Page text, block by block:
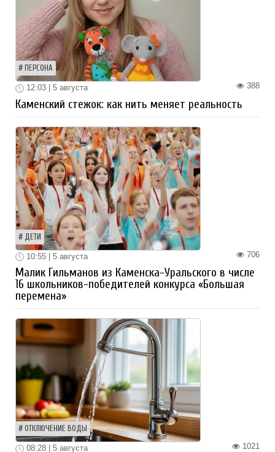
ПЕРСОНА
388
12:03 | 5 августа
Каменский стежок: как нить меняет реальность
ДЕТИ
706
10:55 | 5 августа
Малик Гильманов из Каменска-Уральского в числе
16 школьников-победителей конкурса «Большая
перемена»
ОТКЛЮЧЕНИЕ ВОДЫ
1021
08:28 | 5 августа